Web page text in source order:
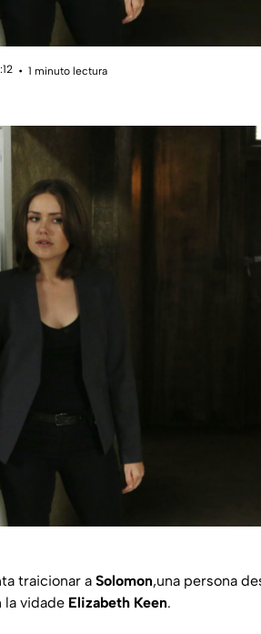
1 minuto lectura
traicionar a Solomon,una persona
la vidade Elizabeth Keen.